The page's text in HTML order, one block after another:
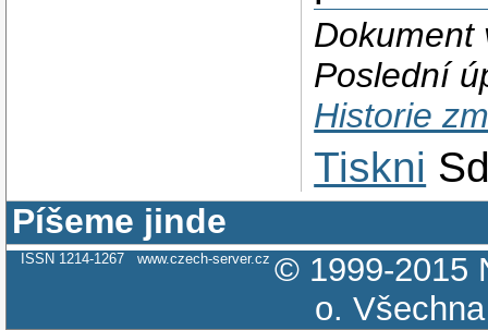
Poslední
Historie
Tiskni
Píšeme jinde
ISSN 1214-1267 www.czech-server.cz © 1999-2015
o.